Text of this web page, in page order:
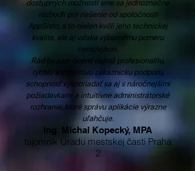
dostupných možností sme sa jednoznačne
rozhodli pre riešenie od spoločnosti
AppSisto, a to nielen kvôli jeho technickej
kvalite, ale aj vďaka výbornému pomeru
cena/výkon.
Rád by som ocenil najmä profesionalitu,
rýchlu a ústretovú zákaznícku podporu,
schopnosť vysporiadať sa aj s náročnejšími
požiadavkami a intuitívne administrátorské
rozhranie, ktoré správu aplikácie výrazne
uľahčuje.
Ing. Michal Kopecký, MPA
tajomník Úradu mestskej časti Praha
2